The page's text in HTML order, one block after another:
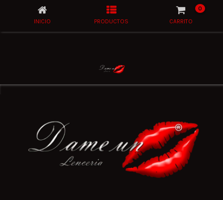
INICIO PRODUCTOS CARRITO
0